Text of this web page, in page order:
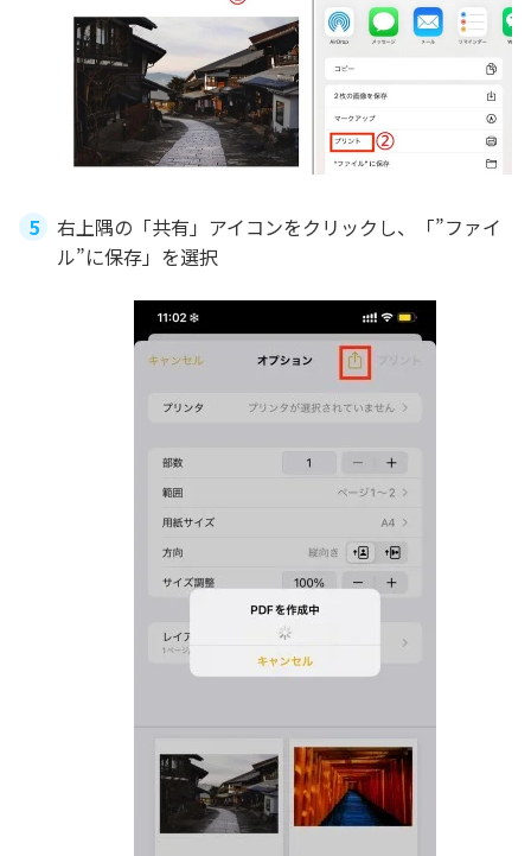
右上隅の「共有」アイコンをクリックし、「”ファイ
ル”に保存」を選択